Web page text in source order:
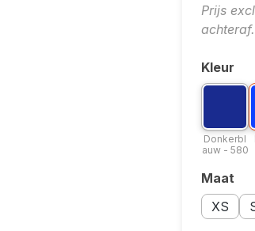
Prijs
achteraf.
Kleur
Donkerbl
auw - 580
Maat
XS